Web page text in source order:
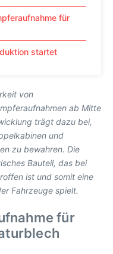
für
startet
von
ab Mitte
trägt dazu bei,
und
zu bewahren. Die
Bauteil, das bei
ist und somit eine
Fahrzeuge spielt.
für